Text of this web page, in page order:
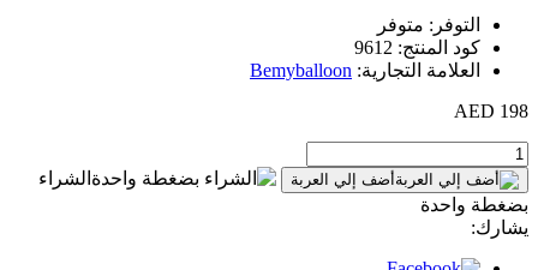
التوفر: متوفر
كود المنتج: 9612
العلامة التجارية: Bemyballoon
198 AED
أضف إلي العربة
الشراء
بضغطة واحدة
يشارك: